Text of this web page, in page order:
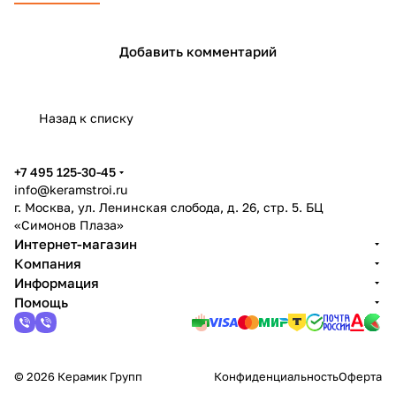
Добавить комментарий
Назад к списку
+7 495 125-30-45
info@keramstroi.ru
г. Москва, ул. Ленинская слобода, д. 26, стр. 5. БЦ
«Симонов Плаза»
Интернет-магазин
Компания
Информация
Помощь
© 2026 Керамик Групп КонфиденциальностьОферта